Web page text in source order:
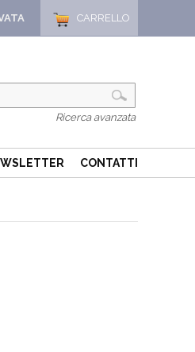
CARRELLO
Ricerca avanzata
CONTATTI